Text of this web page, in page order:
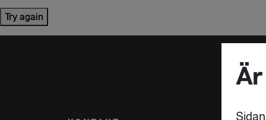
Try again